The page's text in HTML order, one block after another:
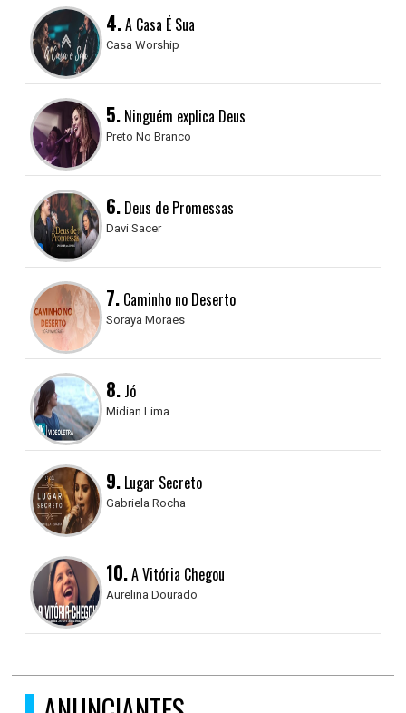
4.A Casa É Sua
Casa Worship
5. Ninguém explica Deus
Preto No Branco
6. Deus de Promessas
Davi Sacer
7. Caminho no Deserto
Soraya Moraes
8. Jó
Midian Lima
9. Lugar Secreto
Gabriela Rocha
10.A Vitória Chegou
Aurelina Dourado